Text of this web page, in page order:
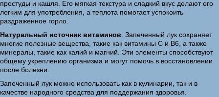
простуды и кашля. Его мягкая текстура и сладкий вкус делают его
легким для употребления, а теплота помогает успокоить
раздраженное горло.
Натуральный источник витаминов: Запеченный лук сохраняет
многие полезные вещества, такие как витамины C и B6, а также
минералы, такие как калий и магний. Эти элементы способствуют
общему укреплению организма и могут помочь в восстановлении
после болезни.
Запеченный лук можно использовать как в кулинарии, так и в
качестве народного средства для поддержания здоровья.